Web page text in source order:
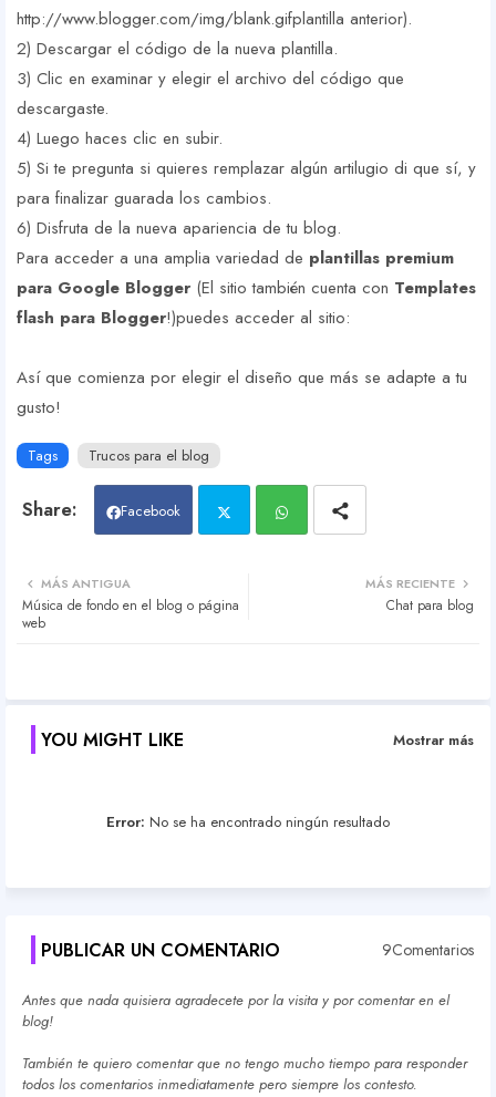
http://www.blogger.com/img/blank.gifplantilla anterior).
2) Descargar el código de la nueva plantilla.
3) Clic en examinar y elegir el archivo del código que
descargaste.
4) Luego haces clic en subir.
5) Si te pregunta si quieres remplazar algún artilugio di que sí, y
para finalizar guarada los cambios.
6) Disfruta de la nueva apariencia de tu blog.
Para acceder a una amplia variedad de plantillas premium
para Google Blogger (El sitio también cuenta con Templates
flash para Blogger!)puedes acceder al sitio:
Así que comienza por elegir el diseño que más se adapte a tu
gusto!
Tags Trucos para el blog
Facebook
ter
MÁS RECIENTE
Chat para blog
MÁS ANTIGUA
Música de fondo en el blog o página
web
YOU MIGHT LIKE Mostrar más
Error: No se ha encontrado ningún resultado
PUBLICAR UN COMENTARIO 9Comentarios
Antes que nada quisiera agradecete por la visita y por comentar en el
blog!
También te quiero comentar que no tengo mucho tiempo para responder
todos los comentarios inmediatamente pero siempre los contesto.